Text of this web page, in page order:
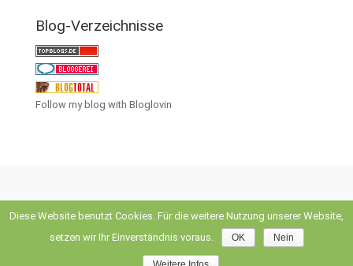
Blog-Verzeichnisse
Follow my blog with Bloglovin
theme by Theme4Press • Powered byWordPress
Diese Website benutzt Cookies. Für die weitere Nutzung unserer Website,
setzen wir Ihr Einverständnis voraus.
OK Nein